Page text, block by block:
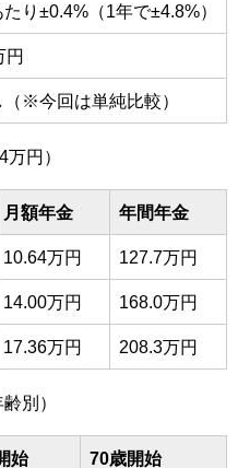
たり±0.4%（1年で±4.8%）
円
（※今回は単純比較）
円）
月額年金 年間年金
10.64万円 127.7万円
14.00万円 168.0万円
17.36万円 208.3万円
別）
始
70歳開始